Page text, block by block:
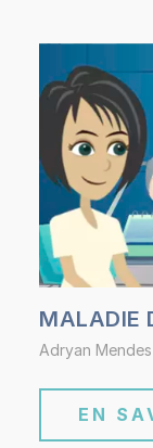
MALADIE
Adryan Mendes
EN